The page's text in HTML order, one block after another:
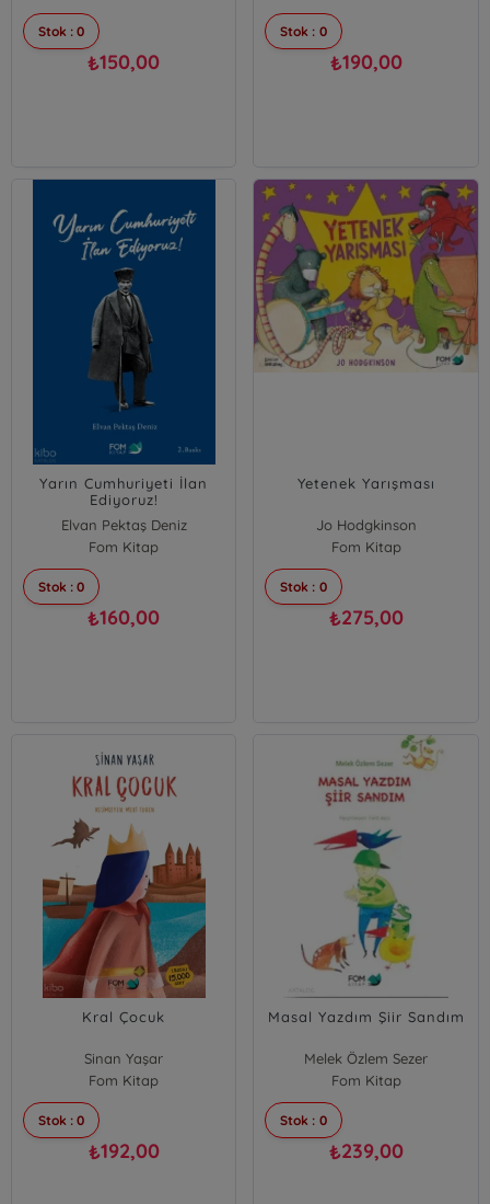
Stok : 0
₺150,00
Stok : 0
₺190,00
Yarın Cumhuriyeti İlan
Ediyoruz!
Elvan Pektaş Deniz
Fom Kitap
Stok : 0
₺160,00
Yetenek Yarışması
Jo Hodgkinson
Fom Kitap
Stok : 0
₺275,00
Kral Çocuk
Sinan Yaşar
Fom Kitap
Stok : 0
₺192,00
Masal Yazdım Şiir Sandım
Melek Özlem Sezer
Fom Kitap
Stok : 0
₺239,00